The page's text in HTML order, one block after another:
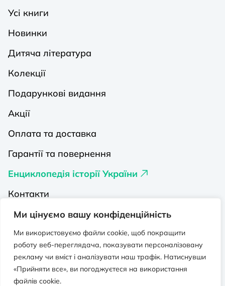
Ми цінуємо вашу конфіденційність
Ми використовуємо файли cookie, щоб покращити
роботу веб-переглядача, показувати персоналізовану
рекламу чи вміст і аналізувати наш трафік. Натиснувши
«Прийняти все», ви погоджуєтеся на використання
файлів cookie.
Усі книги
Новинки
Дитяча література
Колекції
Подарункові видання
Акції
Оплата та доставка
Гарантії та повернення
Енциклопедія історії України
Контакти
Про нас
Видавництва на Порталі
Політика конфіденційності
Публічна оферта